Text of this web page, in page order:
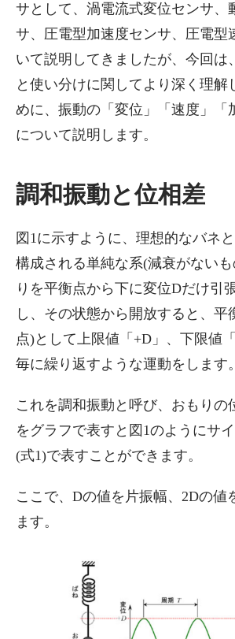
サとして、渦電流式変位センサ、
サ、圧電型加速度センサ、圧電型
いて説明してきましたが、今回は
と使い分けに関してより深く理解
めに、振動の「変位」「速度」「
について説明します。
調和振動と位相差
図1に示すように、理想的なバネ
構成される単純な系(減衰がない
りを平衡点から下に変位Dだけ引
し、その状態から開放すると、平
点)として上限値「+D」、下限値
毎に繰り返すような運動をします。
これを調和振動と呼び、おもりの
をグラフで表すと図1のようにサ
(式1)で表すことができます。
ここで、Dの値を片振幅、2Dの値
ます。